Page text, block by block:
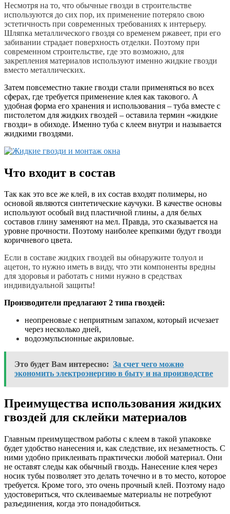
Несмотря на то, что обычные гвозди в строительстве
используются до сих пор, их применение потеряло свою
эстетичность при современных требованиях к интерьеру.
Шляпка металлического гвоздя со временем ржавеет, при его
забивании страдает поверхность отделки. Поэтому при
современном строительстве, где это возможно, для
закрепления материалов используют именно жидкие гвозди
вместо металлических.
Затем повсеместно такие гвозди стали применяться во всех
сферах, где требуется применение клея как такового. А
удобная форма его хранения и использования – туба вместе с
пистолетом для жидких гвоздей – оставила термин «жидкие
гвозди» в обиходе. Именно туба с клеем внутри и называется
жидкими гвоздями.
Что входит в состав
Так как это все же клей, в их состав входят полимеры, но
основой являются синтетические каучуки. В качестве основы
используют особый вид пластичной глины, а для белых
составов глину заменяют на мел. Правда, это сказывается на
уровне прочности. Поэтому наиболее крепкими будут гвозди
коричневого цвета.
Если в составе жидких гвоздей вы обнаружите толуол и
ацетон, то нужно иметь в виду, что эти компоненты вредны
для здоровья и работать с ними нужно в средствах
индивидуальной защиты!
Производители предлагают 2 типа гвоздей:
неопреновые с неприятным запахом, который исчезает
через несколько дней,
водоэмульсионные акриловые.
Это будет Вам интересно: За счет чего можно
экономить электроэнергию в быту и на производстве
Преимущества использования жидких
гвоздей для склейки материалов
Главным преимуществом работы с клеем в такой упаковке
будет удобство нанесения и, как следствие, их незаметность. С
ними удобно приклеивать практически любой материал. Они
не оставят следы как обычный гвоздь. Нанесение клея через
носик тубы позволяет это делать точечно и в то место, которое
требуется. Кроме того, это очень прочный клей. Поэтому надо
удостовериться, что склеиваемые материалы не потребуют
разъединения, когда это понадобиться.